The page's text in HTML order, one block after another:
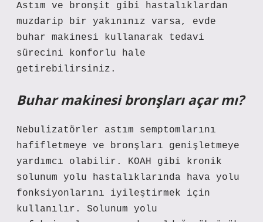
Astım ve bronşit gibi hastalıklardan
muzdarip bir yakınınız varsa, evde
buhar makinesi kullanarak tedavi
sürecini konforlu hale
getirebilirsiniz.
Buhar makinesi bronşları açar mı?
Nebulizatörler astım semptomlarını
hafifletmeye ve bronşları genişletmeye
yardımcı olabilir. KOAH gibi kronik
solunum yolu hastalıklarında hava yolu
fonksiyonlarını iyileştirmek için
kullanılır. Solunum yolu